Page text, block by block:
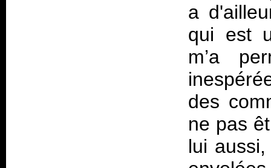
a
qui est
m’a
des
ne pas
lui